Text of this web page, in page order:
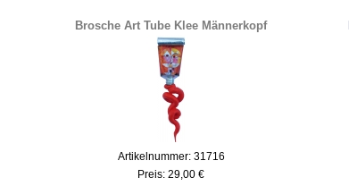
Brosche Art Tube Klee Männerkopf
Artikelnummer: 31716
Preis: 29,00 €